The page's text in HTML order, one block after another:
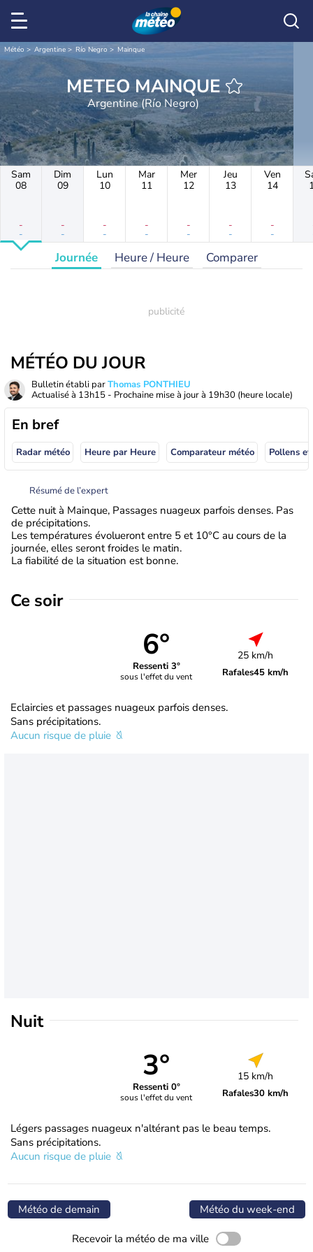
Météo Argentine Río Negro Mainque
METEO MAINQUE
Argentine (Río Negro)
Sam
08
-
-
Dim
09
-
-
Lun
10
-
-
Mar
11
-
-
Mer
12
-
-
Jeu
13
-
-
Ven
14
-
-
Journée Heure / Heure Comparer
MÉTÉO DU JOUR
Bulletin établi parThomas PONTHIEU
Actualisé à 13h15 - Prochaine mise à jour à 19h30 (heure locale)
En bref
Radar météo Heure par Heure Comparateur météo Pollens
Résumé de l’expert
Cette nuit à Mainque, Passages nuageux parfois denses. Pas
de précipitations.
Les températures évolueront entre 5 et 10°C au cours de la
journée, elles seront froides le matin.
La fiabilité de la situation est bonne.
Ce soir
6°
Ressenti 3°
sous l'effet du vent
25 km/h
Rafales45 km/h
Eclaircies et passages nuageux parfois denses.
Sans précipitations.
Aucun risque de pluie
Nuit
3°
Ressenti 0°
sous l'effet du vent
15 km/h
Rafales30 km/h
Légers passages nuageux n'altérant pas le beau temps.
Sans précipitations.
Aucun risque de pluie
Météo de demain Météo du week-end
Recevoir la météo de ma ville